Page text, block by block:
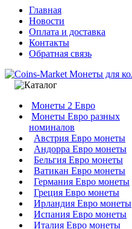
Главная
Новости
Оплата и доставка
Контакты
Обратная связь
Монеты 2 Евро
Монеты Евро разных
номиналов
Австрия Евро монеты
Андорра Евро монеты
Бельгия Евро монеты
Ватикан Евро монеты
Германия Евро монеты
Греция Евро монеты
Ирландия Евро монеты
Испания Евро монеты
Италия Евро монеты